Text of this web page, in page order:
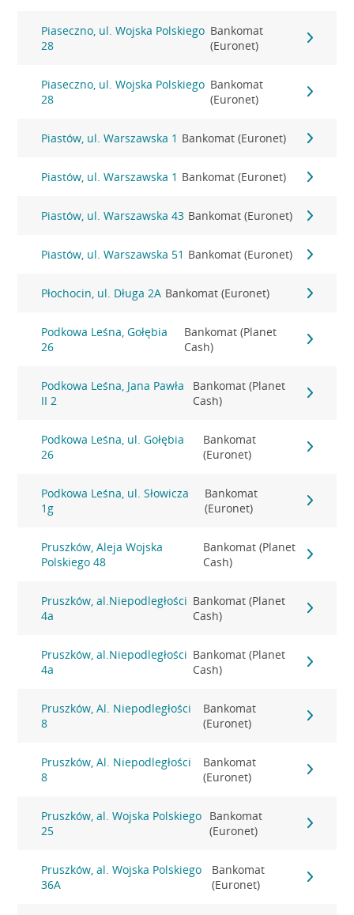
Piaseczno, ul. Wojska Polskiego
28
Bankomat
(Euronet)
Piaseczno, ul. Wojska Polskiego
28
Bankomat
(Euronet)
Piastów, ul. Warszawska 1 Bankomat (Euronet)
Piastów, ul. Warszawska 1 Bankomat (Euronet)
Piastów, ul. Warszawska 43 Bankomat (Euronet)
Piastów, ul. Warszawska 51 Bankomat (Euronet)
Płochocin, ul. Długa 2A Bankomat (Euronet)
Podkowa Leśna, Gołębia
26
Bankomat (Planet
Cash)
Podkowa Leśna, Jana Pawła
II 2
Bankomat (Planet
Cash)
Podkowa Leśna, ul. Gołębia
26
Bankomat
(Euronet)
Podkowa Leśna, ul. Słowicza
1g
Bankomat
(Euronet)
Pruszków, Aleja Wojska
Polskiego 48
Bankomat (Planet
Cash)
Pruszków, al.Niepodległości
4a
Bankomat (Planet
Cash)
Pruszków, al.Niepodległości
4a
Bankomat (Planet
Cash)
Pruszków, Al. Niepodległości
8
Bankomat
(Euronet)
Pruszków, Al. Niepodległości
8
Bankomat
(Euronet)
Pruszków, al. Wojska Polskiego
25
Bankomat
(Euronet)
Pruszków, al. Wojska Polskiego
36A
Bankomat
(Euronet)